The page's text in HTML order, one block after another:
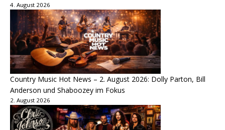
4. August 2026
Country Music Hot News – 2. August 2026: Dolly Parton, Bill
Anderson und Shaboozey im Fokus
2. August 2026